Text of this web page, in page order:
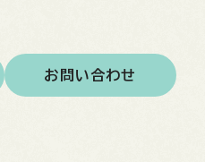
お問い合わせ